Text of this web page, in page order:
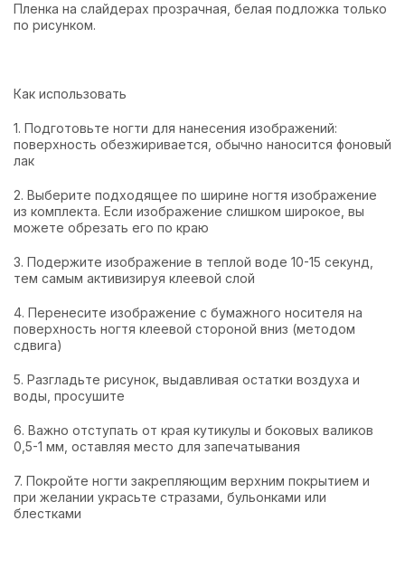
Пленка на слайдерах прозрачная, белая подложка только
по рисунком.
Как использовать
1. Подготовьте ногти для нанесения изображений:
поверхность обезжиривается, обычно наносится фоновый
лак
2. Выберите подходящее по ширине ногтя изображение
из комплекта. Если изображение слишком широкое, вы
можете обрезать его по краю
3. Подержите изображение в теплой воде 10-15 секунд,
тем самым активизируя клеевой слой
4. Перенесите изображение с бумажного носителя на
поверхность ногтя клеевой стороной вниз (методом
сдвига)
5. Разгладьте рисунок, выдавливая остатки воздуха и
воды, просушите
6. Важно отступать от края кутикулы и боковых валиков
0,5-1 мм, оставляя место для запечатывания
7. Покройте ногти закрепляющим верхним покрытием и
при желании украсьте стразами, бульонками или
блестками